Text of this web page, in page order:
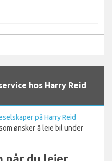
hos Harry Reid
på Harry Reid
ønsker å leie bil under